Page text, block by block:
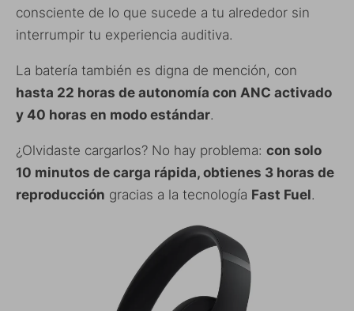
consciente de lo que sucede a tu alrededor sin
interrumpir tu experiencia auditiva.
La batería también es digna de mención, con
hasta 22 horas de autonomía con ANC activado
y 40 horas en modo estándar.
¿Olvidaste cargarlos? No hay problema: con solo
10 minutos de carga rápida, obtienes 3 horas de
reproducción gracias a la tecnología Fast Fuel.